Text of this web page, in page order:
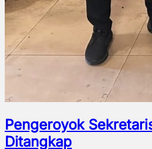
Pengeroyok
Ditangkap